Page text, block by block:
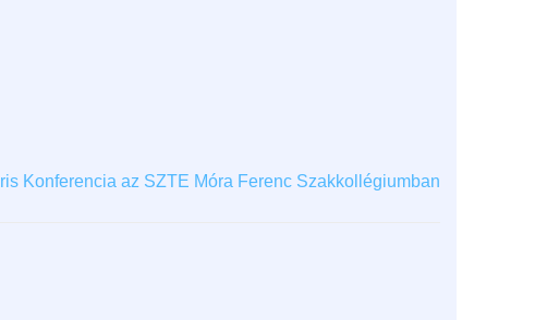
Konferencia az SZTE Móra Ferenc Szakkollégiumban